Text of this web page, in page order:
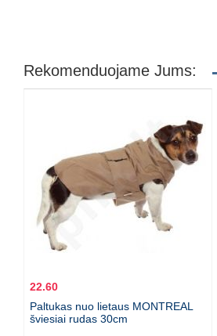
Rekomenduojame Jums:
22.60
Paltukas nuo lietaus MONTREAL
šviesiai rudas 30cm